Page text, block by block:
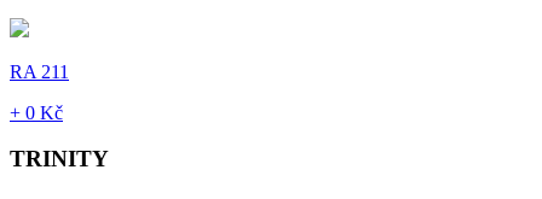
RA 211
+ 0 Kč
TRINITY